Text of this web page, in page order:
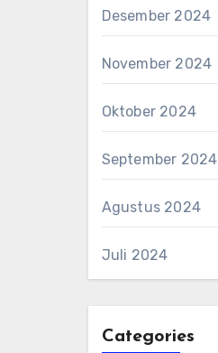
Desember 2024
November 2024
Oktober 2024
September 2024
Agustus 2024
Juli 2024
Categories